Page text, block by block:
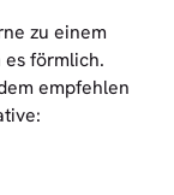
zu einem
es förmlich.
empfehlen